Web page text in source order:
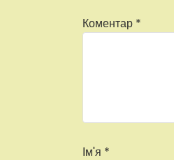
Коментар *
Ім'я *